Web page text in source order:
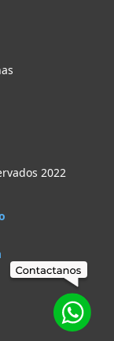
2022